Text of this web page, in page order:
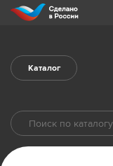
Каталог